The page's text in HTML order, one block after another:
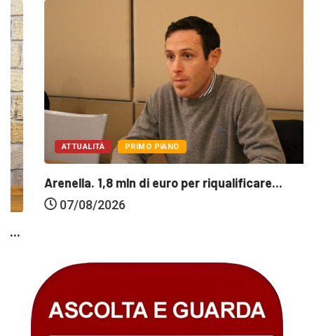
ATTUALITÀ PRIMO PIANO
Arenella. 1,8 mln di euro per riqualificare...
07/08/2026